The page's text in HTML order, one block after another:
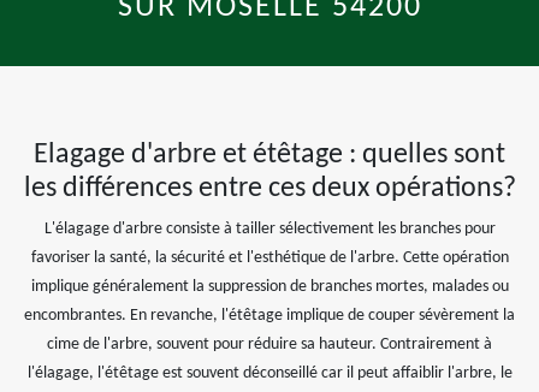
SUR MOSELLE 54200
Elagage d'arbre et étêtage : quelles sont
les différences entre ces deux opérations?
L'élagage d'arbre consiste à tailler sélectivement les branches pour
favoriser la santé, la sécurité et l'esthétique de l'arbre. Cette opération
implique généralement la suppression de branches mortes, malades ou
encombrantes. En revanche, l'étêtage implique de couper sévèrement la
cime de l'arbre, souvent pour réduire sa hauteur. Contrairement à
l'élagage, l'étêtage est souvent déconseillé car il peut affaiblir l'arbre, le